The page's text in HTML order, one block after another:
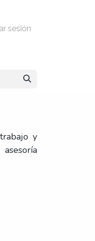
sesión
y